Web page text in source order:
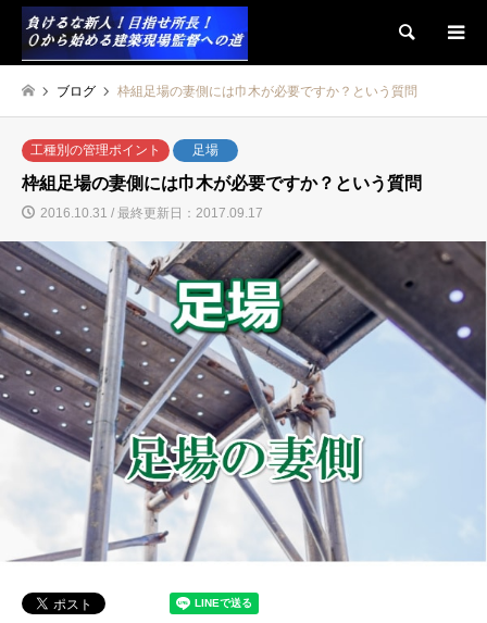
検索
ブログ 枠組足場の妻側には巾木が必要ですか？という質問
工種別の管理ポイント 足場
枠組足場の妻側には巾木が必要ですか？という質問
2016.10.31 / 最終更新日：2017.09.17